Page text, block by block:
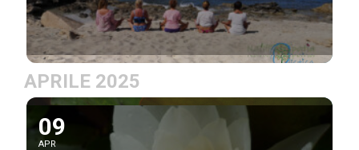
APRILE 2025
09
APR